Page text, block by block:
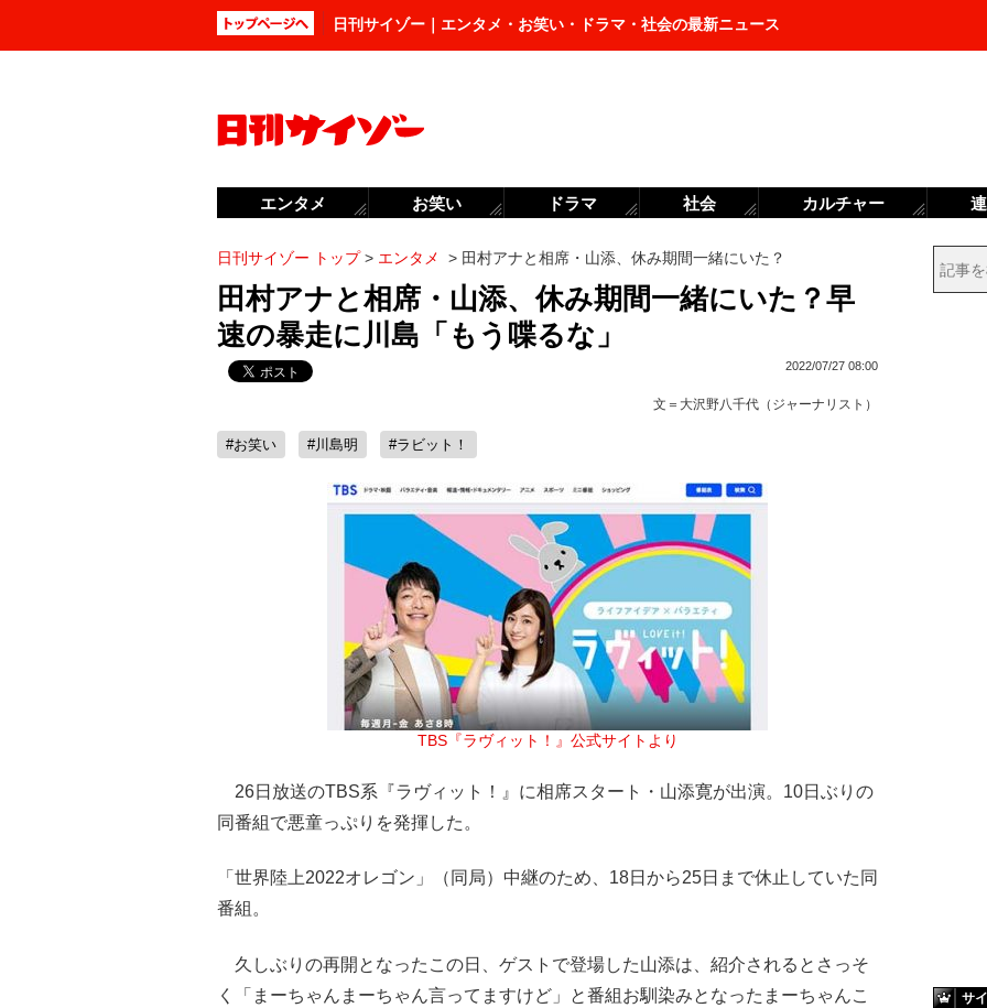
日刊サイゾー｜エンタメ・お笑い・ドラマ・社会の最新ニュース
日刊サイゾー トップ> エンタメ > 田村アナと相席・山添、休み期間一緒にいた？
田村アナと相席・山添、休み期間一緒にいた？早
速の暴走に川島「もう喋るな」
2022/07/27 08:00
文＝ 大沢野八千代（ジャーナリスト）
#お笑い #川島明 #ラビット！
TBS『ラヴィット！』公式サイトより
26日放送のTBS系『ラヴィット！』に相席スタート・山添寛が出演。10日ぶりの
同番組で悪童っぷりを発揮した。
「世界陸上2022オレゴン」（同局）中継のため、18日から25日まで休止していた同
番組。
久しぶりの再開となったこの日、ゲストで登場した山添は、紹介されるとさっそ
く「まーちゃんまーちゃん言ってますけど」と番組お馴染みとなったまーちゃんこ
サ
エンタメ お笑い ドラマ 社会 カルチャー